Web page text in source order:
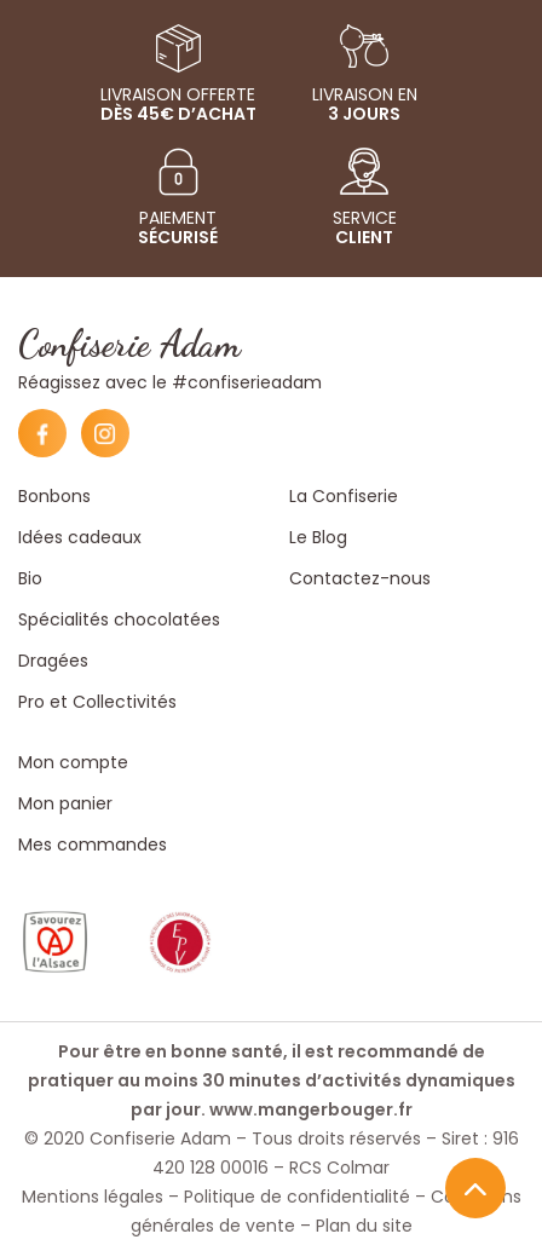
LIVRAISON OFFERTE
DÈS 45€ D’ACHAT
LIVRAISON EN
3 JOURS
PAIEMENT
SÉCURISÉ
SERVICE
CLIENT
Confiserie Adam
Réagissez avec le #confiserieadam
Bonbons
Idées cadeaux
Bio
Spécialités chocolatées
Dragées
Pro et Collectivités
La Confiserie
Le Blog
Contactez-nous
Mon compte
Mon panier
Mes commandes
Pour être en bonne santé, il est recommandé de
pratiquer au moins 30 minutes d’activités dynamiques
par jour. www.mangerbouger.fr
© 2020 Confiserie Adam – Tous droits réservés – Siret : 916
420 128 00016 – RCS Colmar
Mentions légales – Politique de confidentialité – Conditions
générales de vente – Plan du site